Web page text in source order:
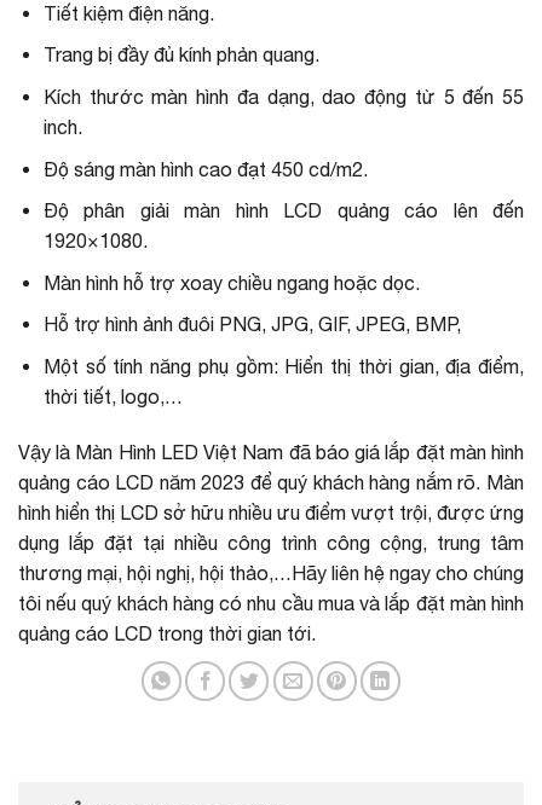
Tiết kiệm điện năng.
Trang bị đầy đủ kính phản quang.
Kích thước màn hình đa dạng, dao động từ 5 đến 55
inch.
Độ sáng màn hình cao đạt 450 cd/m2.
Độ phân giải màn hình LCD quảng cáo lên đến
1920×1080.
Màn hình hỗ trợ xoay chiều ngang hoặc dọc.
Hỗ trợ hình ảnh đuôi PNG, JPG, GIF, JPEG, BMP,
Một số tính năng phụ gồm: Hiển thị thời gian, địa điểm,
thời tiết, logo,…
Vậy là Màn Hình LED Việt Nam đã báo giá lắp đặt màn hình
quảng cáo LCD năm 2023 để quý khách hàng nắm rõ. Màn
hình hiển thị LCD sở hữu nhiều ưu điểm vượt trội, được ứng
dụng lắp đặt tại nhiều công trình công cộng, trung tâm
thương mại, hội nghị, hội thảo,…Hãy liên hệ ngay cho chúng
tôi nếu quý khách hàng có nhu cầu mua và lắp đặt màn hình
quảng cáo LCD trong thời gian tới.